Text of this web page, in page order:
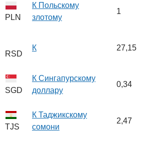
PLN
К Польскому
злотому
1
RSD
К 27,15
SGD
К Сингапурскому
доллару
0,34
TJS
К Таджикскому
сомони
2,47